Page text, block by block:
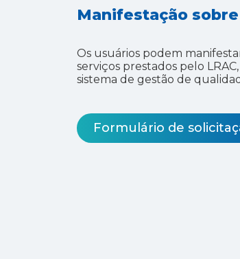
Manifestação
Os usuários podem
serviços prestados pelo
sistema de gestão de
Formulário de